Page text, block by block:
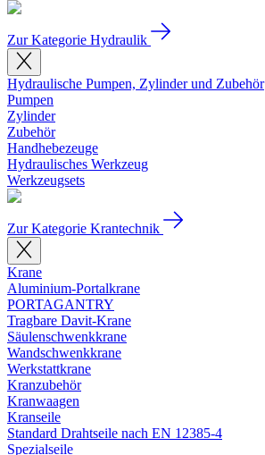
Zur Kategorie Hydraulik
Hydraulische Pumpen, Zylinder und Zubehör
Pumpen
Zylinder
Zubehör
Handhebezeuge
Hydraulisches Werkzeug
Werkzeugsets
Zur Kategorie Krantechnik
Krane
Aluminium-Portalkrane
PORTAGANTRY
Tragbare Davit-Krane
Säulenschwenkkrane
Wandschwenkkrane
Werkstattkrane
Kranzubehör
Kranwaagen
Kranseile
Standard Drahtseile nach EN 12385-4
Spezialseile